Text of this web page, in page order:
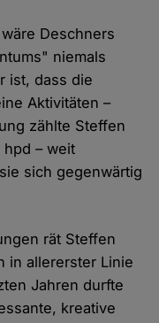
Deschners
niemals
ist, dass die
Aktivitäten –
zählte Steffen
– weit
sich gegenwärtig
rät Steffen
in allererster Linie
Jahren durfte
kreative